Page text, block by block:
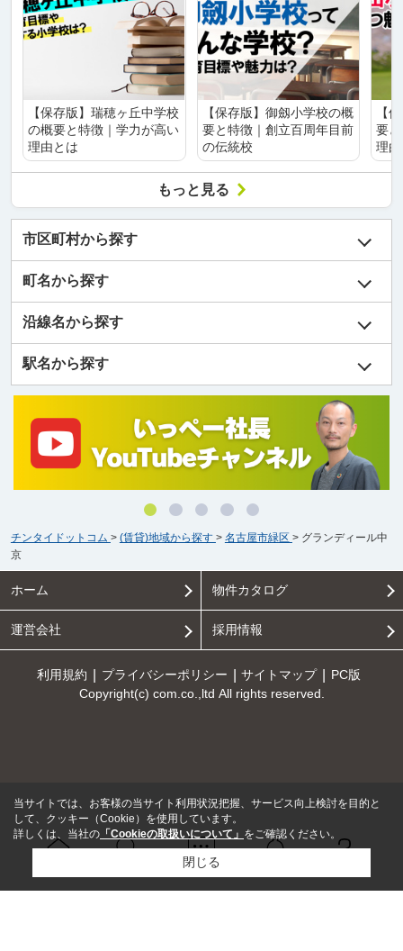
【保存版】瑞穂ヶ丘中学校
の概要と特徴｜学力が高い
理由とは
【保存版】御劔小学校の概
要と特徴｜創立百周年目前
の伝統校
【
要
理
もっと見る
問い合せ
市区町村から探す
町名から探す
沿線名から探す
駅名から探す
チンタイドットコム > (賃貸)地域から探す > 名古屋市緑区 > グランディール中
京
ホーム 物件カタログ
運営会社 採用情報
利用規約 プライバシーポリシー サイトマップ
PC版
Copyright(c) com.co.,ltd All rights reserved.
当サイトでは、お客様の当サイト利用状況把握、サービス向上検討を目的と
して、クッキー（Cookie）を使用しています。
詳しくは、当社の 「Cookieの取扱いについて」 をご確認ください。
閉じる